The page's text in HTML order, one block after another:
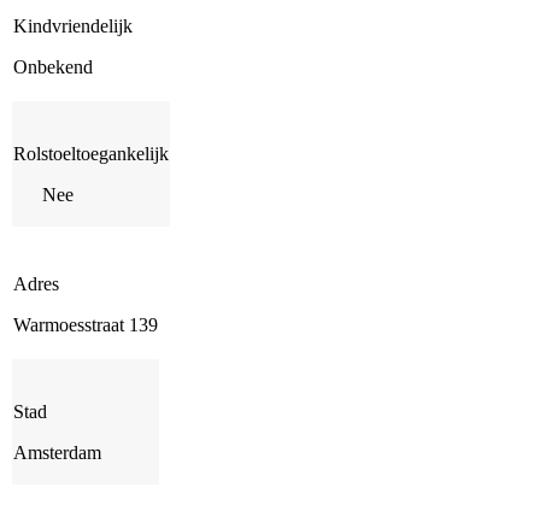
Kindvriendelijk
Onbekend
Rolstoeltoegankelijk
Nee
Adres
Warmoesstraat 139
Stad
Amsterdam